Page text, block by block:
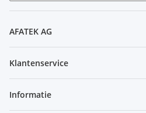
AFATEK AG
Klantenservice
Informatie